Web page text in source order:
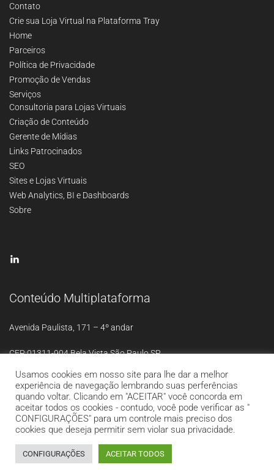
Contato
Crie sua Loja Virtual na Plataforma Tray
Home
Parceiros
Política de Privacidade
Promoção de Vendas
Serviços
Consultoria para Lojas Virtuais
Criação de Conteúdo
Gerente de Mídias
Links Patrocinados
SEO
Sites e Lojas Virtuais
Web Analytics, BI e Dashboards
Sobre
Conteúdo Multiplataforma
Avenida Paulista, 171 – 4º andar
CEP:01311-904 Bela Vista São Paulo SP
Theme:StartRightby Create
Usamos cookies em nosso site para lhe dar a melhor
experiência de navegação lembrando suas perferências
quando voltar. Clicando em "ACEITAR" você concorda em
aceitar todos os cookies - contudo, você pode verificar as "
CONFIGURAÇÕES" para um controle mais preciso dos
cookies que deseja permitir sem violar sua privacidade.
CONFIGURAÇÕES ACEITAR TODOS